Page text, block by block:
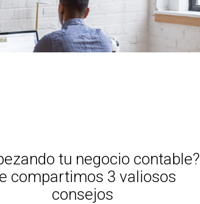
tu negocio contable?
compartimos 3 valiosos
consejos